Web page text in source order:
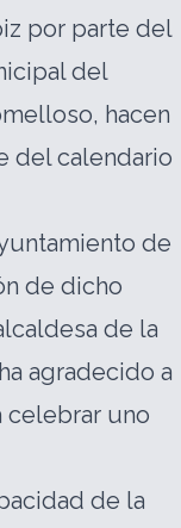
por parte del
del
hacen
del calendario
de
de dicho
de la
agradecido a
celebrar uno
de la